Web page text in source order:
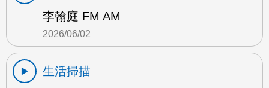
李翰庭 FM AM
2026/06/02
生活掃描